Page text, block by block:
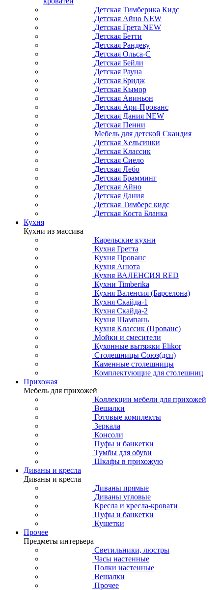
Детская Тимберика Кидс
Детская Айно NEW
Детская Грета NEW
Детская Бетти
Детская Рандеву
Детская Ольса-С
Детская Бейли
Детская Рауна
Детская Бридж
Детская Кымор
Детская Авиньон
Детская Ари-Прованс
Детская Дания NEW
Детская Пенни
Мебель для детской Скандия
Детская Хельсинки
Детская Классик
Детская Сиело
Детская Лебо
Детская Брамминг
Детская Айно
Детская Дания
Детская Тимберс кидс
Детская Коста Бланка
Кухня
Кухни из массива
Карельские кухни
Кухня Гретта
Кухня Прованс
Кухня Анюта
Кухня ВАЛЕНСИЯ RED
Кухни Timberika
Кухня Валенсия (Барселона)
Кухня Скайда-1
Кухня Скайда-2
Кухня Шампань
Кухня Классик (Прованс)
Мойки и смесители
Кухонные вытяжки Elikor
Столешницы Союз(дсп)
Каменные столешницы
Комплектующие для столешниц
Прихожая
Мебель для прихожей
Коллекции мебели для прихожей
Вешалки
Готовые комплекты
Зеркала
Консоли
Пуфы и банкетки
Тумбы для обуви
Шкафы в прихожую
Диваны и кресла
Диваны и кресла
Диваны прямые
Диваны угловые
Кресла и кресла-кровати
Пуфы и банкетки
Кушетки
Прочее
Предметы интерьера
Светильники, люстры
Часы настенные
Полки настенные
Вешалки
Прочее